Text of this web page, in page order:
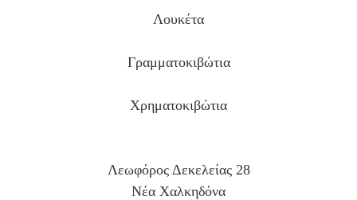
Λουκέτα
Γραμματοκιβώτια
Χρηματοκιβώτια
Λεωφόρος Δεκελείας 28
Νέα Χαλκηδόνα